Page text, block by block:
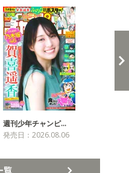
週刊少年チャンピ…
発売日：2026.08.06